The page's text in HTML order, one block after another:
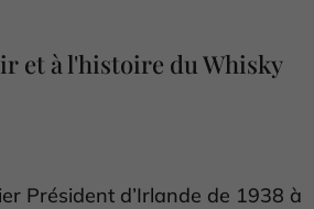
et à l'histoire du Whisky
Président d’Irlande de 1938 à